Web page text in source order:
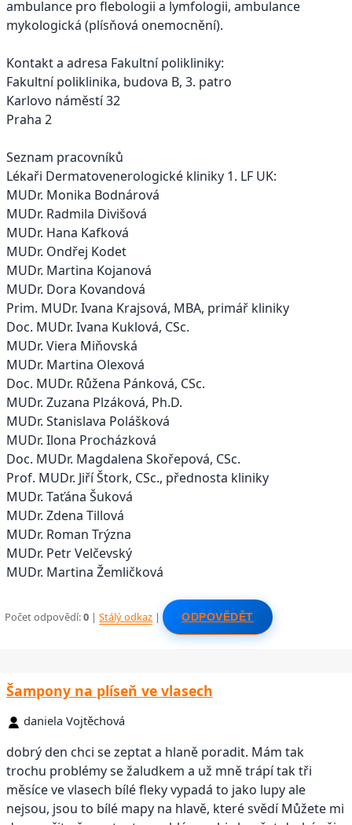
ambulance pro flebologii a lymfologii, ambulance
mykologická (plísňová onemocnění).
Kontakt a adresa Fakultní polikliniky:
Fakultní poliklinika, budova B, 3. patro
Karlovo náměstí 32
Praha 2
Seznam pracovníků
Lékaři Dermatovenerologické kliniky 1. LF UK:
MUDr. Monika Bodnárová
MUDr. Radmila Divišová
MUDr. Hana Kafková
MUDr. Ondřej Kodet
MUDr. Martina Kojanová
MUDr. Dora Kovandová
Prim. MUDr. Ivana Krajsová, MBA, primář kliniky
Doc. MUDr. Ivana Kuklová, CSc.
MUDr. Viera Miňovská
MUDr. Martina Olexová
Doc. MUDr. Růžena Pánková, CSc.
MUDr. Zuzana Plzáková, Ph.D.
MUDr. Stanislava Polášková
MUDr. Ilona Procházková
Doc. MUDr. Magdalena Skořepová, CSc.
Prof. MUDr. Jiří Štork, CSc., přednosta kliniky
MUDr. Taťána Šuková
MUDr. Zdena Tillová
MUDr. Roman Trýzna
MUDr. Petr Velčevský
MUDr. Martina Žemličková
Počet odpovědí:0 |Stálý odkaz | ODPOVĚDĚT
Šampony na plíseň ve vlasech
daniela Vojtěchová
dobrý den chci se zeptat a hlaně poradit. Mám tak
trochu problémy se žaludkem a už mně trápí tak tři
měsíce ve vlasech bílé fleky vypadá to jako lupy ale
nejsou, jsou to bílé mapy na hlavě, které svědí Můžete mi